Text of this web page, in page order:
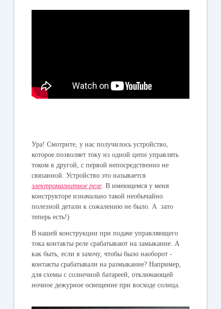
Ура! Смотрите, у нас получилось устройство,
которое позволяет току из одной цепи управлять
током в другой, с первой непосредственно не
связанной. Устройство это называется
электромагнитное реле . В имеющемся у меня
конструкторе изначально такой необычайно
полезной детали к сожалению не было. А зато
теперь есть!)
В нашей конструкции при подаче управляющего
тока контакты реле срабатывают на замыкание. А
как быть, если я захочу, чтобы было наоборот -
контакты срабатывали на размыкание? Например,
для схемы с солнечной батареей, отключающей
ночное дежурное освещение при восходе солнца.